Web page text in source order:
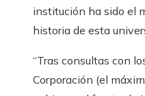
institución ha sido el
historia de esta
“Tras consultas con
Corporación (el